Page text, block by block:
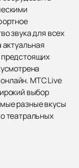
звука для всех
онлайн. МТС Live
выбор
разные вкусы
театральных